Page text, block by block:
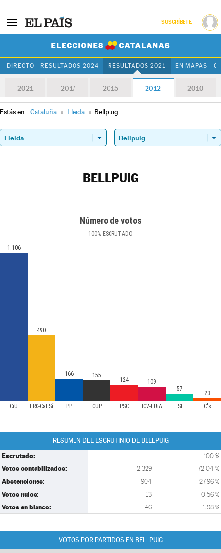
SUSCRÍBETE
DIRECTO RESULTADOS 2024 RESULTADOS 2021 EN MAPAS
2021 2017 2015 2012 2010
Estás en: Cataluña » Lleida » Bellpuig
BELLPUIG
Número de votos
100% ESCRUTADO
CiU ERC-Cat Sí PP CUP PSC ICV-EUiA SI C's
1.106
490
166 155
124
109
57
23
RESUMEN DEL ESCRUTINIO DE BELLPUIG
Escrutado: 100 %
Votos contabilizados: 2.329 72,04 %
Abstenciones: 904 27,96 %
Votos nulos: 13 0,56 %
Votos en blanco: 46 1,98 %
VOTOS POR PARTIDOS EN BELLPUIG